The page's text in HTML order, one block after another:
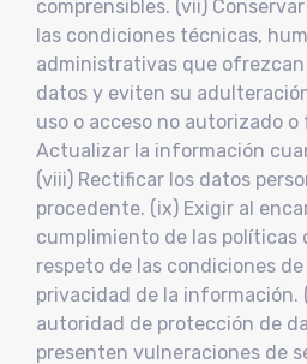
comprensibles. (vii)
las condiciones técnicas,
administrativas que
datos y eviten su
uso o acceso no autorizado
Actualizar la información
(viii) Rectificar los datos
procedente. (ix) Exigir al
cumplimiento de las políticas
respeto de las condiciones
privacidad de la información.
autoridad de protección de
presenten vulneraciones de